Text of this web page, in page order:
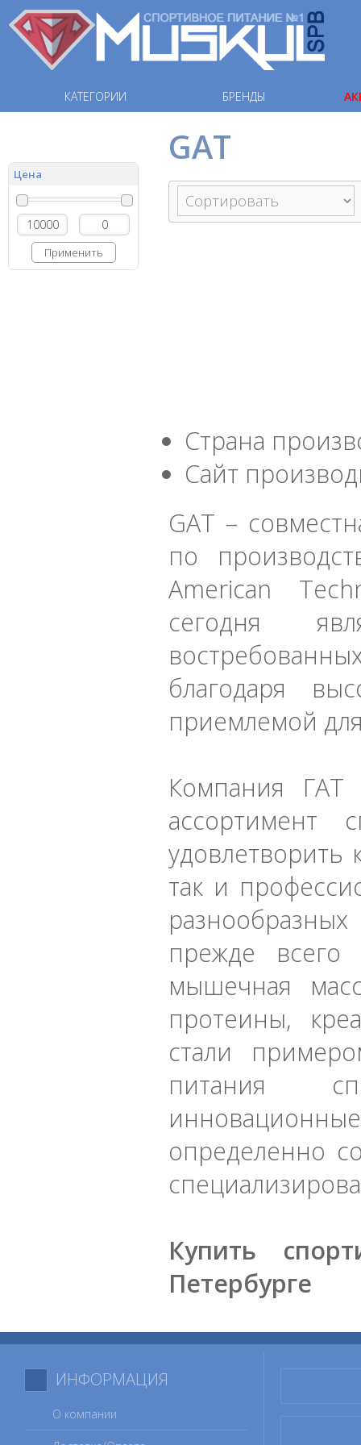
КАТЕГОРИИ БРЕНДЫ
Цена
Применить
GAT
Страна
Сайт
GAT –
по
American
сегодня
благодаря
приемлемой
Компания ГАТ
ассортимент
удовлетворить
так и
прежде всего
мышечная
протеины,
стали
питания
определенно
Купить
Петербурге
ИНФОРМАЦИЯ
О компании